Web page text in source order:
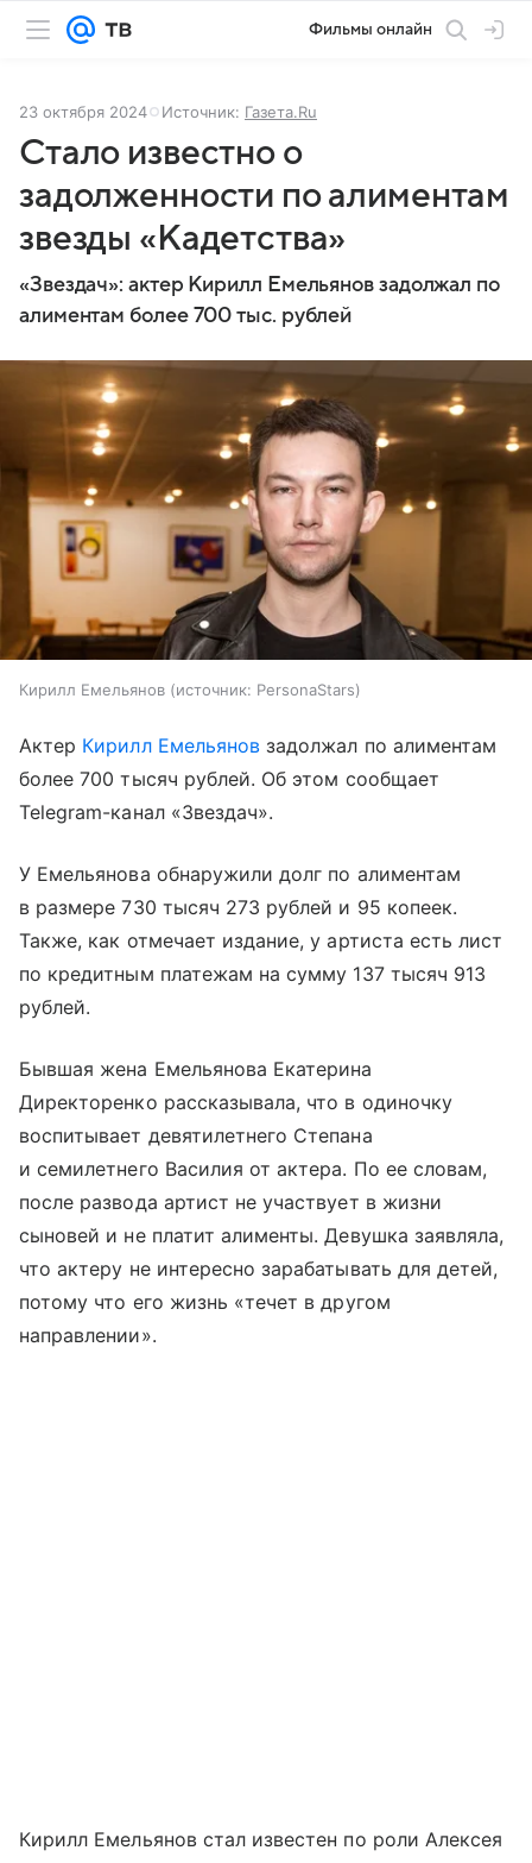
Фильмы онлайн
23 октября 2024 Источник: Газета.Ru
Стало известно о
задолженности по алиментам
звезды «Кадетства»
«Звездач»: актер Кирилл Емельянов задолжал по
алиментам более 700 тыс. рублей
Кирилл Емельянов источник: PersonaStars
Актер Кирилл Емельянов задолжал по алиментам
более 700 тысяч рублей. Об этом сообщает
Telegram-канал «Звездач».
У Емельянова обнаружили долг по алиментам
в размере 730 тысяч 273 рублей и 95 копеек.
Также, как отмечает издание, у артиста есть лист
по кредитным платежам на сумму 137 тысяч 913
рублей.
Бывшая жена Емельянова Екатерина
Директоренко рассказывала, что в одиночку
воспитывает девятилетнего Степана
и семилетнего Василия от актера. По ее словам,
после развода артист не участвует в жизни
сыновей и не платит алименты. Девушка заявляла,
что актеру не интересно зарабатывать для детей,
потому что его жизнь «течет в другом
направлении».
Кирилл Емельянов стал известен по роли Алексея